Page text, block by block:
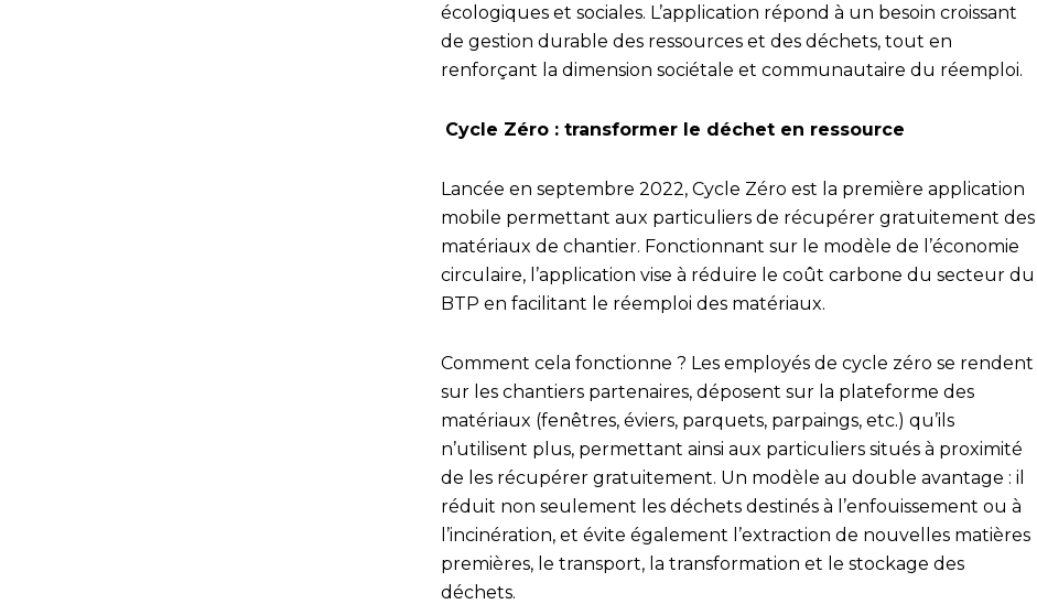
écologiques et sociales. L’application répond à un besoin croissant
de gestion durable des ressources et des déchets, tout en
renforçant la dimension sociétale et communautaire du réemploi.
Cycle Zéro : transformer le déchet en ressource
Lancée en septembre 2022, Cycle Zéro est la première application
mobile permettant aux particuliers de récupérer gratuitement des
matériaux de chantier. Fonctionnant sur le modèle de l’économie
circulaire, l’application vise à réduire le coût carbone du secteur du
BTP en facilitant le réemploi des matériaux.
Comment cela fonctionne ? Les employés de cycle zéro se rendent
sur les chantiers partenaires, déposent sur la plateforme des
matériaux (fenêtres, éviers, parquets, parpaings, etc.) qu’ils
n’utilisent plus, permettant ainsi aux particuliers situés à proximité
de les récupérer gratuitement. Un modèle au double avantage : il
réduit non seulement les déchets destinés à l’enfouissement ou à
l’incinération, et évite également l’extraction de nouvelles matières
premières, le transport, la transformation et le stockage des
déchets.